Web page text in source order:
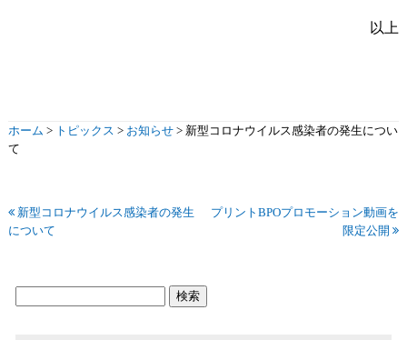
以上
ホーム > トピックス > お知らせ> 新型コロナウイルス感染者の発生につい
て
新型コロナウイルス感染者の発生
について
プリントBPOプロモーション動画を
限定公開